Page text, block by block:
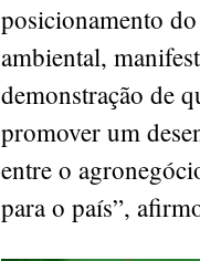
posicionamento
ambiental,
demonstração de
promover um
entre o
para o país”,